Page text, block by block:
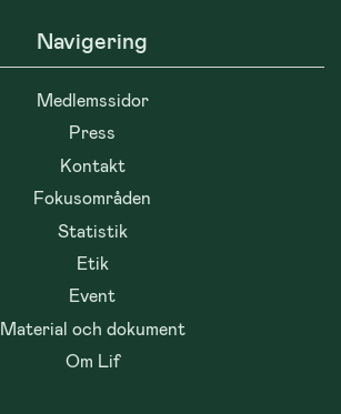
Navigering
Medlemssidor
Press
Kontakt
Fokusområden
Statistik
Etik
Event
Material och dokument
Om Lif